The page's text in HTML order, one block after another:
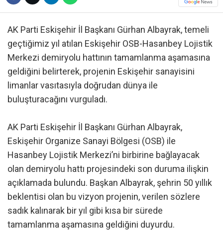
AK Parti Eskişehir İl Başkanı Gürhan Albayrak, temeli
geçtiğimiz yıl atılan Eskişehir OSB-Hasanbey Lojistik
Merkezi demiryolu hattının tamamlanma aşamasına
geldiğini belirterek, projenin Eskişehir sanayisini
limanlar vasıtasıyla doğrudan dünya ile
buluşturacağını vurguladı.
AK Parti Eskişehir İl Başkanı Gürhan Albayrak,
Eskişehir Organize Sanayi Bölgesi (OSB) ile
Hasanbey Lojistik Merkezi’ni birbirine bağlayacak
olan demiryolu hattı projesindeki son duruma ilişkin
açıklamada bulundu. Başkan Albayrak, şehrin 50 yıllık
beklentisi olan bu vizyon projenin, verilen sözlere
sadık kalınarak bir yıl gibi kısa bir sürede
tamamlanma aşamasına geldiğini duyurdu.